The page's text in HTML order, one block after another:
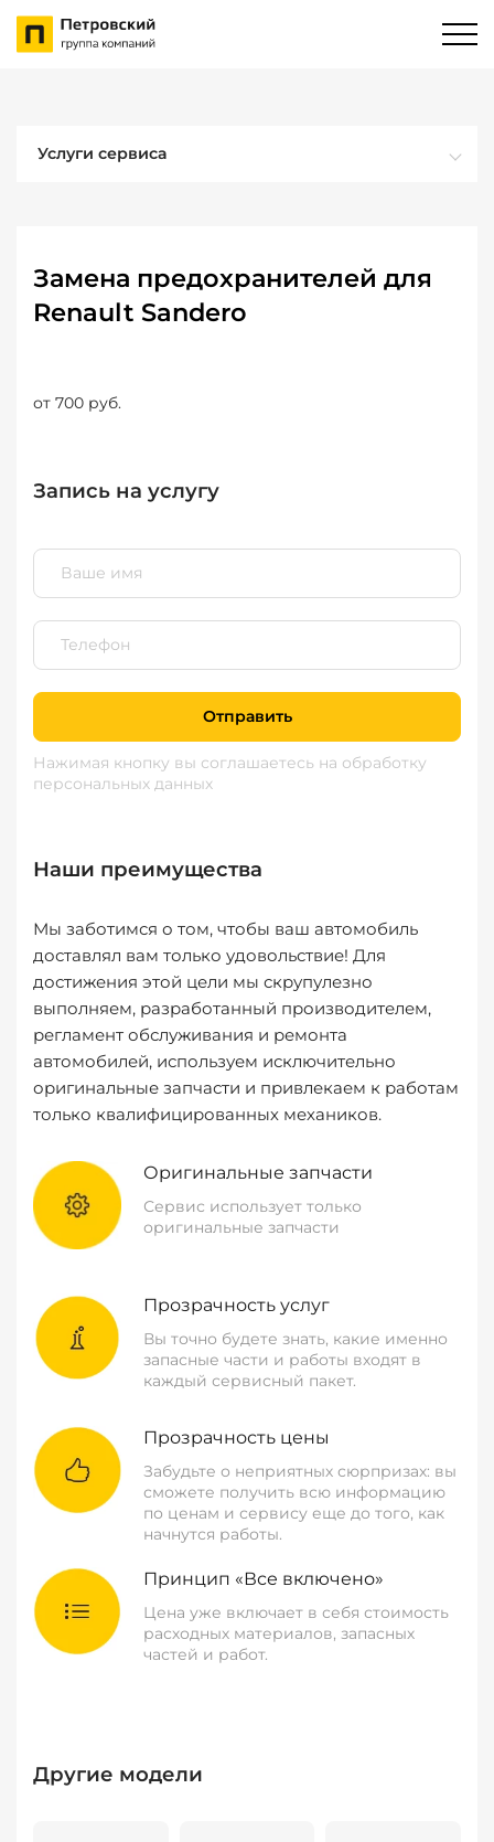
Услуги сервиса
Замена предохранителей для
Renault Sandero
от 700 руб.
Запись на услугу
Отправить
Нажимая кнопку вы соглашаетесь на обработку
персональных данных
Наши преимущества
Мы заботимся о том, чтобы ваш автомобиль
доставлял вам только удовольствие! Для
достижения этой цели мы скрупулезно
выполняем, разработанный производителем,
регламент обслуживания и ремонта
автомобилей, используем исключительно
оригинальные запчасти и привлекаем к работам
только квалифицированных механиков.
Оригинальные запчасти
Сервис использует только
оригинальные запчасти
Прозрачность услуг
Вы точно будете знать, какие именно
запасные части и работы входят в
каждый сервисный пакет.
Прозрачность цены
Забудьте о неприятных сюрпризах: вы
сможете получить всю информацию
по ценам и сервису еще до того, как
начнутся работы.
Принцип «Все включено»
Цена уже включает в себя стоимость
расходных материалов, запасных
частей и работ.
Другие модели